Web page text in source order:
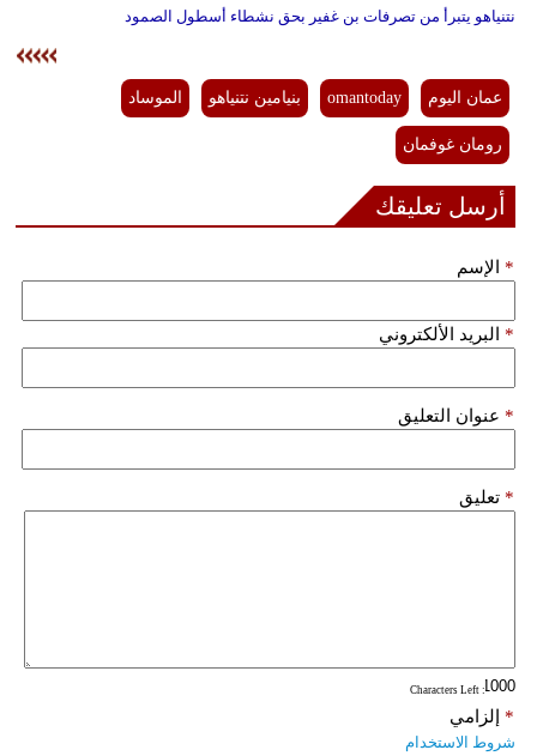
نتنياهو يتبرأ من تصرفات بن غفير بحق نشطاء أسطول الصمود
عمان اليوم omantoday بنيامين نتنياهو الموساد
رومان غوفمان
أرسل تعليقك
الإسم *
البريد الألكتروني *
عنوان التعليق *
تعليق *
: Characters Left
إلزامي *
شروط الاستخدام